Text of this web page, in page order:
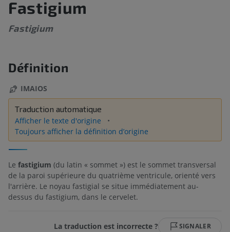
Fastigium
Fastigium
Définition
IMAIOS
Traduction automatique
Afficher le texte d'origine
Toujours afficher la définition d’origine
Le fastigium (du latin « sommet ») est le sommet transversal
de la paroi supérieure du quatrième ventricule, orienté vers
l'arrière. Le noyau fastigial se situe immédiatement au-
dessus du fastigium, dans le cervelet.
La traduction est incorrecte ? SIGNALER